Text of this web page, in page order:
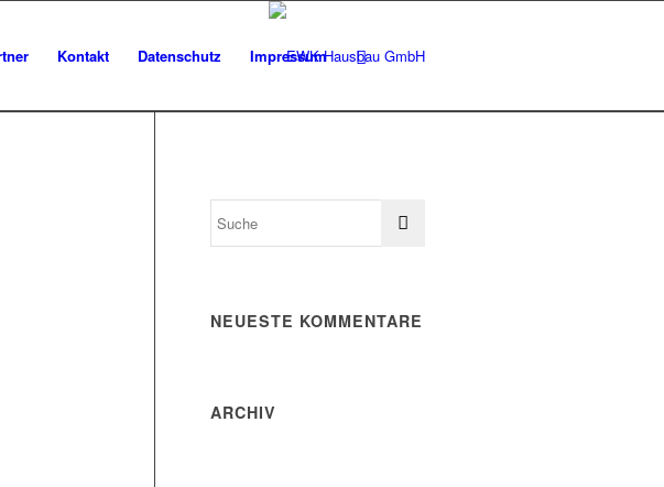
Kontakt Datenschutz Impressum
NEUESTE KOMMENTARE
ARCHIV